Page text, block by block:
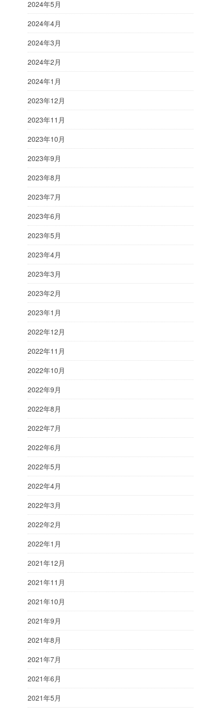
2024年5月
2024年4月
2024年3月
2024年2月
2024年1月
2023年12月
2023年11月
2023年10月
2023年9月
2023年8月
2023年7月
2023年6月
2023年5月
2023年4月
2023年3月
2023年2月
2023年1月
2022年12月
2022年11月
2022年10月
2022年9月
2022年8月
2022年7月
2022年6月
2022年5月
2022年4月
2022年3月
2022年2月
2022年1月
2021年12月
2021年11月
2021年10月
2021年9月
2021年8月
2021年7月
2021年6月
2021年5月